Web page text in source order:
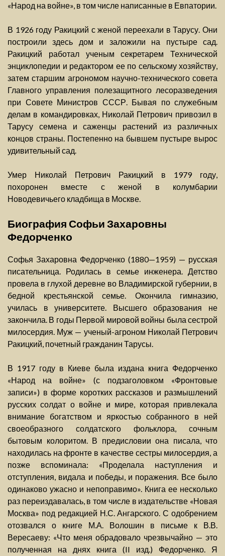
«Народ на войне», в том числе написанные в Евпатории.
В 1926 году Ракицкий с женой переехали в Тарусу. Они
построили здесь дом и заложили на пустыре сад.
Ракицкий работал ученым секретарем Технической
энциклопедии и редактором ее по сельскому хозяйству,
затем старшим агрономом научно-технического совета
Главного управления полезащитного лесоразведения
при Совете Министров СССР. Бывая по служебным
делам в командировках, Николай Петрович привозил в
Тарусу семена и саженцы растений из различных
концов страны. Постепенно на бывшем пустыре вырос
удивительный сад.
Умер Николай Петрович Ракицкий в 1979 году,
похоронен вместе с женой в колумбарии
Новодевичьего кладбища в Москве.
Биография Софьи Захаровны
Федорченко
Софья Захаровна Федорченко (1880—1959) — русская
писательница. Родилась в семье инженера. Детство
провела в глухой деревне во Владимирской губернии, в
бедной крестьянской семье. Окончила гимназию,
училась в университете. Высшего образования не
закончила. В годы Первой мировой войны была сестрой
милосердия. Муж — ученый-агроном Николай Петрович
Ракицкий, почетный гражданин Тарусы.
В 1917 году в Киеве была издана книга Федорченко
«Народ на войне» (с подзаголовком «Фронтовые
записи») в форме коротких рассказов и размышлений
русских солдат о войне и мире, которая привлекала
внимание богатством и яркостью собранного в ней
своеобразного солдатского фольклора, сочным
бытовым колоритом. В предисловии она писала, что
находилась на фронте в качестве сестры милосердия, а
позже вспоминала: «Проделала наступления и
отступления, видала и победы, и поражения. Все было
одинаково ужасно и непоправимо». Книга ее несколько
раз переиздавалась, в том числе в издательстве «Новая
Москва» под редакцией Н.С. Ангарского. С одобрением
отозвался о книге М.А. Волошин в письме к В.В.
Вересаеву: «Что меня обрадовало чрезвычайно — это
полученная на днях книга (II изд.) Федорченко. Я